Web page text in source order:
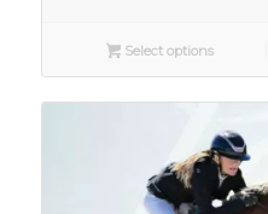
Select options